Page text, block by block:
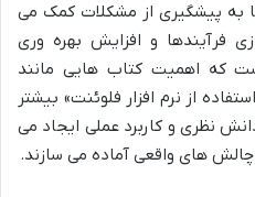
به پیشگیری از مشکلات کمک می
فرآیندها و افزایش بهره وری
که اهمیت کتاب هایی مانند
از نرم افزار فلوئنت» بیشتر
نظری و کاربرد عملی ایجاد می
چالش های واقعی آماده می سازند.